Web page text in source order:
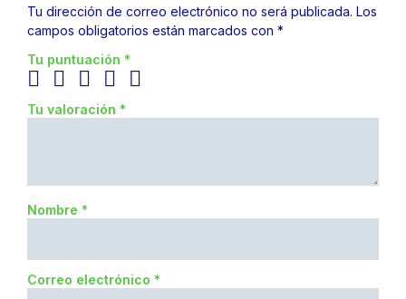
Tu dirección de correo electrónico no será publicada. Los
campos obligatorios están marcados con *
Tu puntuación *
Tu valoración *
Nombre *
Correo electrónico *